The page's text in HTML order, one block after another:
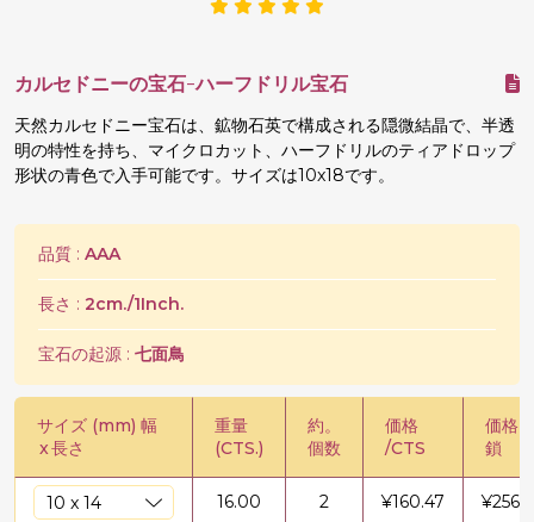
カルセドニーの宝石-ハーフドリル宝石
天然カルセドニー宝石は、鉱物石英で構成される隠微結晶で、半透
明の特性を持ち、マイクロカット、ハーフドリルのティアドロップ
形状の青色で入手可能です。サイズは10x18です。
品質 : AAA
長さ : 2cm./1Inch.
宝石の起源 : 七面鳥
サイズ (mm) 幅
x長さ
重量
(CTS.)
約。
個数
価格
/CTS
価格 /
鎖
16.00 2 ¥160.47 ¥